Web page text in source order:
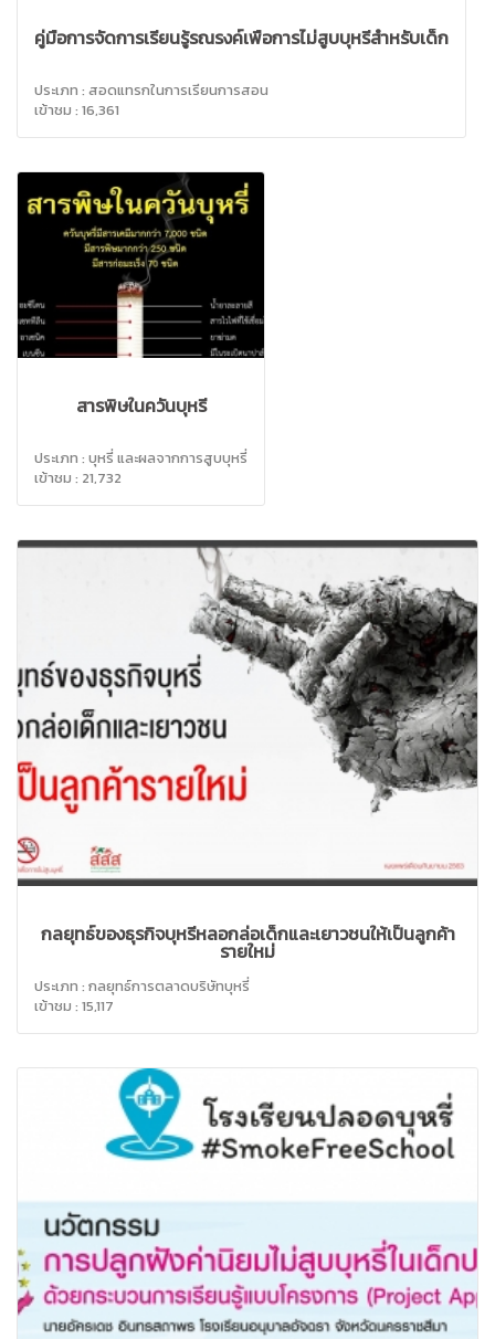
คู่มือการจัดการเรียนรู้รณรงค์เพื่อการไม่สูบบุหรี่สำหรับเด็ก
ประเภท : สอดแทรกในการเรียนการสอน
เข้าชม : 16,361
สารพิษในควันบุหรี่
ประเภท : บุหรี่ และผลจากการสูบบุหรี่
เข้าชม : 21,732
กลยุทธ์ของธุรกิจบุหรี่หลอกล่อเด็กและเยาวชนให้เป็นลูกค้า
รายใหม่
ประเภท : กลยุทธ์การตลาดบริษัทบุหรี่
เข้าชม : 15,117